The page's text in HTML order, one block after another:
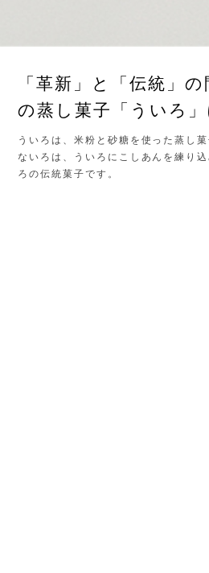
「革新」と「伝統」
の蒸し菓子「ういろ」
ういろは、米粉と砂糖を使った蒸し菓
ないろは、ういろにこしあんを練り
ろの伝統菓子です。